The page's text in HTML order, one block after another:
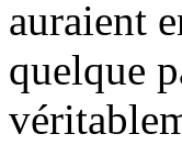
auraient
quelque